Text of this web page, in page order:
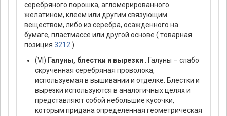
серебряного порошка, агломерированного
желатином, клеем или другим связующим
веществом, либо из серебра, осажденного на
бумаге, пластмассе или другой основе ( товарная
позиция 3212 ).
(VI) Галуны, блестки и вырезки . Галуны – слабо
скрученная серебряная проволока,
используемая в вышивании и отделке. Блестки и
вырезки используются в аналогичных целях и
представляют собой небольшие кусочки,
которым придана определенная геометрическая